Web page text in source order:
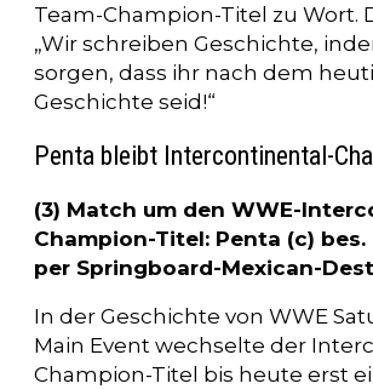
Team-Champion-Titel zu Wort.
„Wir schreiben Geschichte,
sorgen, dass ihr nach dem
Geschichte seid!“
Penta bleibt Intercontinental-
(3) Match um den WWE-
Champion-Titel: Penta (c) bes.
per Springboard-Mexican-
In der Geschichte von WWE
Main Event wechselte der
Champion-Titel bis heute erst